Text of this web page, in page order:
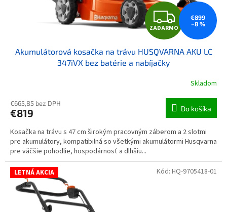
ZADARMO
€899
–8 %
Akumulátorová kosačka na trávu HUSQVARNA AKU LC
347iVX bez batérie a nabíjačky
Skladom
€665,85 bez DPH
€819 Do košíka
Kosačka na trávu s 47 cm širokým pracovným záberom a 2 slotmi
pre akumulátory, kompatibilná so všetkými akumulátormi Husqvarna
pre väčšie pohodlie, hospodárnosť a dlhšiu...
LETNÁ AKCIA Kód: HQ-9705418-01